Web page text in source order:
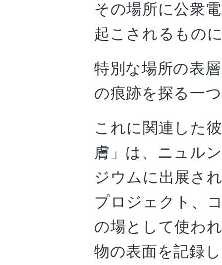
その場所に公衆
起こされるもの
特別な場所の表
の痕跡を探る一
これに関連した
膚」は、ニュル
ジウムに出展さ
プロジェクト、
の場として使わ
物の表面を記録